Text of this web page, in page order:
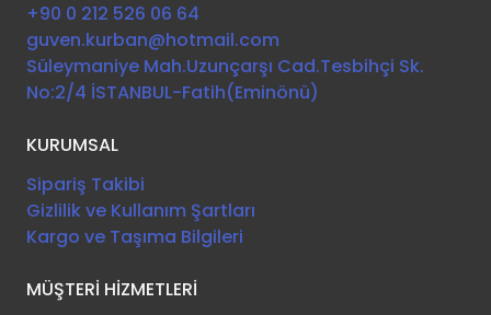
+90 0 212 526 06 64
guven.kurban@hotmail.com
Süleymaniye Mah.Uzunçarşı Cad.Tesbihçi Sk.
No:2/4 İSTANBUL-Fatih(Eminönü)
KURUMSAL
Sipariş Takibi
Gizlilik ve Kullanım Şartları
Kargo ve Taşıma Bilgileri
MÜŞTERİ HİZMETLERİ